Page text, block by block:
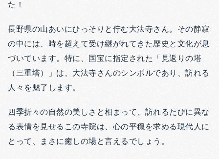
た！
長野県の山あいにひっそりと佇む大法寺さん。その静寂
の中には、時を超えて受け継がれてきた歴史と文化が息
づいています。特に、国宝に指定された「見返りの塔
（三重塔）」は、大法寺さんのシンボルであり、訪れる
人々を魅了します。
四季折々の自然の美しさと相まって、訪れるたびに異な
る表情を見せるこの寺院は、心の平穏を求める現代人に
とって、まさに癒しの場と言えるでしょう。